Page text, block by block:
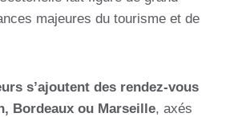
majeures du tourisme et de
s’ajoutent des rendez-vous
Bordeaux ou Marseille, axés